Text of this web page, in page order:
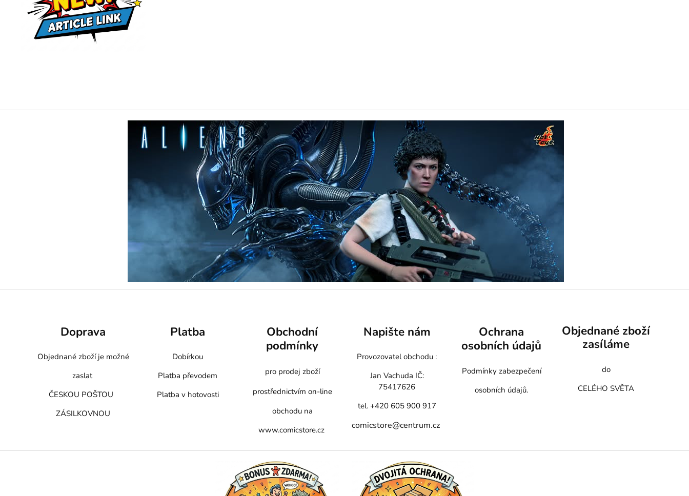
Doprava
Objednané zboží je možné
zaslat
ČESKOU POŠTOU
ZÁSILKOVNOU
Platba
Dobírkou
Platba převodem
Platba v hotovosti
Obchodní
podmínky
pro prodej zboží
prostřednictvím on-line
obchodu na
www.comicstore.cz
Napište nám
Provozovatel obchodu :
Jan Vachuda IČ:
75417626
tel. +420 605 900 917
comicstore@centrum.cz
Ochrana
osobních údajů
Podmínky zabezpečení
osobních údajů.
Objednané zboží
zasíláme
do
CELÉHO SVĚTA